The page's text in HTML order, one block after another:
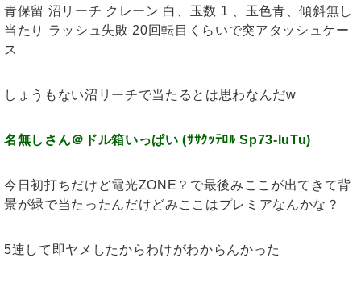
青保留 沼リーチ クレーン 白、玉数 1 、玉色青、傾斜無し
当たり ラッシュ失敗 20回転目くらいで突アタッシュケー
ス
しょうもない沼リーチで当たるとは思わなんだw
名無しさん＠ドル箱いっぱい (ｻｻｸｯﾃﾛﾙ Sp73-luTu)
今日初打ちだけど電光ZONE？で最後みここが出てきて背
景が緑で当たったんだけどみここはプレミアなんかな？
5連して即ヤメしたからわけがわからんかった